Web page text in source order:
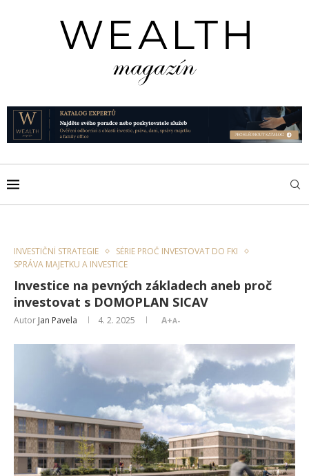
INVESTIČNÍ STRATEGIE
SÉRIE PROČ INVESTOVAT DO FKI
SPRÁVA MAJETKU A INVESTICE
Investice na pevných základech aneb proč
investovat s DOMOPLAN SICAV
Autor Jan Pavela 4. 2. 2025 A+A-